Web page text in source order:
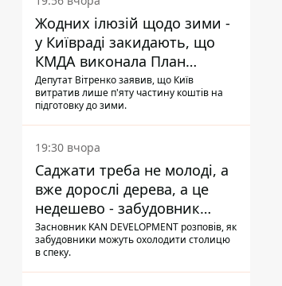
Жодних ілюзій щодо зими -
у Київраді закидають, що
КМДА виконала План
стійкості на 20%
Депутат Вітренко заявив, що Київ
витратив лише п'яту частину коштів на
підготовку до зими.
19:30 вчора
Саджати треба не молоді, а
вже дорослі дерева, а це
недешево - забудовник
Ніконов
Засновник KAN DEVELOPMENT розповів, як
забудовники можуть охолодити столицю
в спеку.